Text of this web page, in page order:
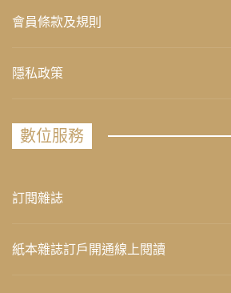
會員條款及規則
隱私政策
數位服務
訂閱雜誌
紙本雜誌訂戶開通線上閱讀